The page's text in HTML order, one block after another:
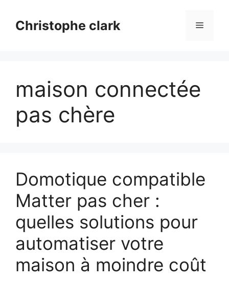
contenuChristophe clark Menu
maison connectée
pas chère
Domotique compatible
Matter pas cher :
quelles solutions pour
automatiser votre
maison à moindre coût